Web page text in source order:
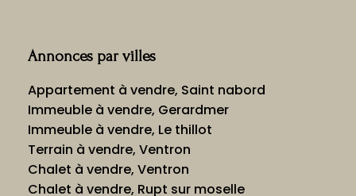
Annonces par villes
Appartement à vendre, Saint nabord
Immeuble à vendre, Gerardmer
Immeuble à vendre, Le thillot
Terrain à vendre, Ventron
Chalet à vendre, Ventron
Chalet à vendre, Rupt sur moselle